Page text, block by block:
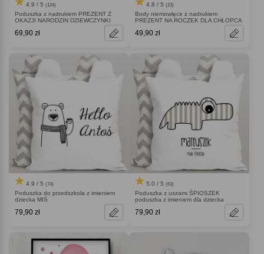
4.9 / 5 (124)
Poduszka z nadrukiem PREZENT Z
OKAZJI NARODZIN DZIEWCZYNKI
69,90 zł
4.8 / 5 (23)
Body niemowlęce z nadrukiem
PREZENT NA ROCZEK DLA CHŁOPCA
49,90 zł
4.9 / 5 (74)
Poduszka do przedszkola z imieniem
dziecka MIŚ
79,90 zł
5.0 / 5 (63)
Poduszka z uszami ŚPIOSZEK
poduszka z imieniem dla dziecka
79,90 zł